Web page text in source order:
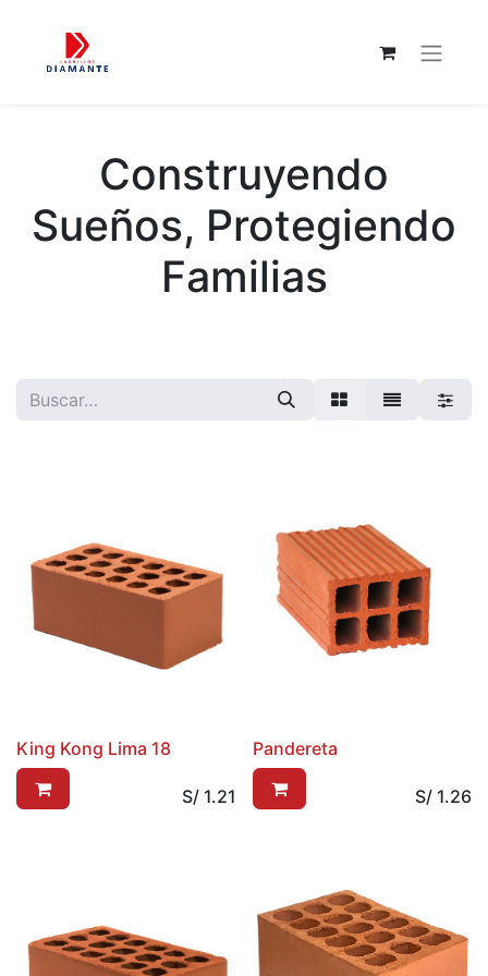
Construyendo
Sueños, Protegiendo
Familias
King Kong Lima 18
S/ 1.21
Pandereta
S/ 1.26